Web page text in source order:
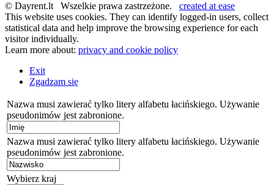
© Dayrent.lt Wszelkie prawa zastrzeżone. created at ease
This website uses cookies. They can identify logged-in users, collect
statistical data and help improve the browsing experience for each
visitor individually.
Learn more about: privacy and cookie policy
Exit
Zgadzam się
Nazwa musi zawierać tylko litery alfabetu łacińskiego. Używanie
pseudonimów jest zabronione.
Nazwa musi zawierać tylko litery alfabetu łacińskiego. Używanie
pseudonimów jest zabronione.
Wybierz kraj